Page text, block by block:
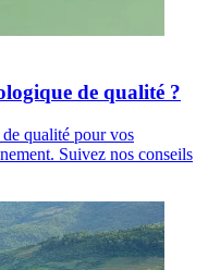
de qualité ?
qualité pour vos
Suivez nos conseils